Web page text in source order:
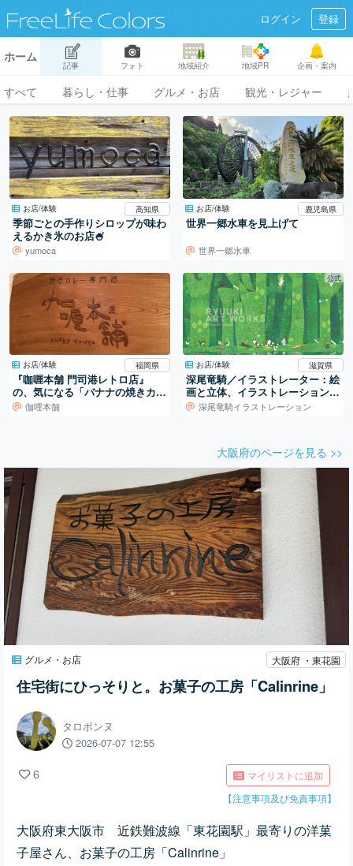
ログイン 登録
ホーム
記事 フォト 地域紹介 地域PR 企画・案内
すべて 暮らし・仕事 グルメ・お店 観光・レジャー
お店/体験 高知県
季節ごとの手作りシロップが味わ
えるかき氷のお店🍧
yumoca
お店/体験 鹿児島県
世界一郷水車を見上げて
世界一郷水車
お店/体験 福岡県
『咖喱本舗 門司港レトロ店』
の、気になる「バナナの焼きカレ
ー」伽哩本舗
公式
お店/体験 滋賀県
深尾竜騎／イラストレーター：絵
画と立体、イラストレーションの
世界深尾竜騎イラストレーション
大阪府のページを見る >>
グルメ・お店 大阪府 ・東花園
住宅街にひっそりと。お菓子の工房「Calinrine」
タロポンヌ
2026-07-07 12:55
6
マイリストに追加
【注意事項及び免責事項】
大阪府東大阪市 近鉄難波線「東花園駅」最寄りの洋菓
子屋さん、お菓子の工房「Calinrine」